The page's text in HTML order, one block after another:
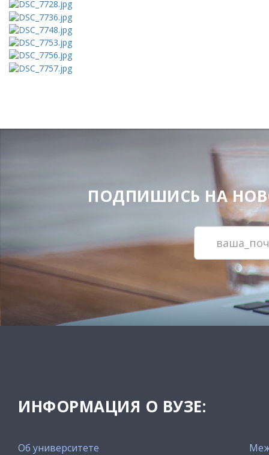
ПОДПИШИСЬ НА
ИНФОРМАЦИЯ О ВУЗЕ:
Об университете